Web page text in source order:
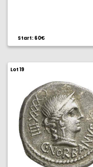
Start: 60€
Lot 19